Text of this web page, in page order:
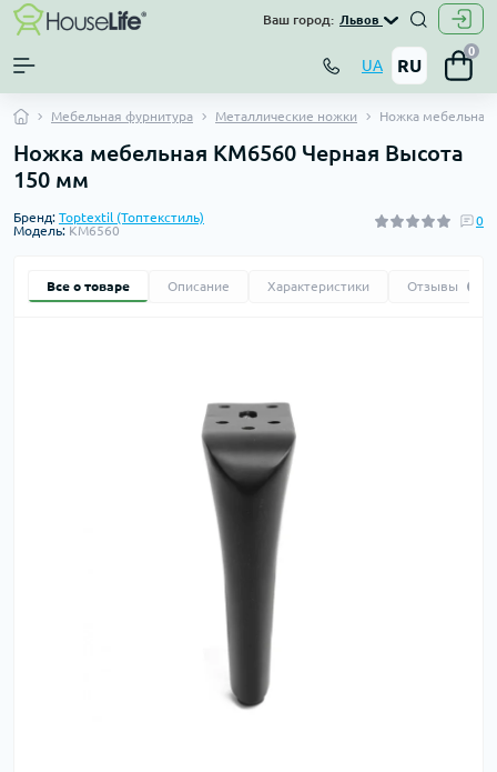
Ваш город: Львов
UA RU
0
Мебельная фурнитура Металлические ножки Ножка
Ножка мебельная KM6560 Черная Высота
150 мм
Бренд: Toptextil (Топтекстиль)
Модель: KM6560
0
Все о товаре Описание Характеристики Отзывы